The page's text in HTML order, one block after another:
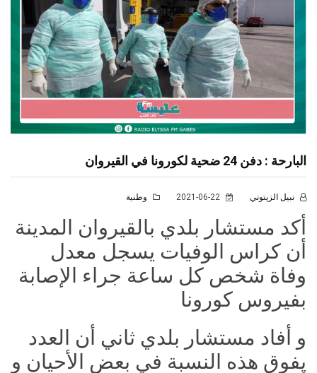
البارحة : دفن 24 ضحية لكورونا في القيروان
نبيل الزيتوني وطنية
أكد مستشار بلدي بالقيروان المدينة
أن كراس الوفيات يسجل معدل
وفاة شخص كل ساعة جراء الإصابة
بفيروس كورونا
و أفاد مستشار بلدي ثاني أن العدد
يفوق هذه النسبة في بعض الأحيان و